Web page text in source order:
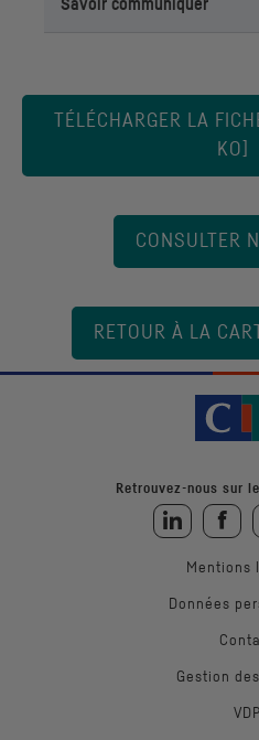
Savoir communiquer
TÉLÉCHARGER LA
KO]
CONSULTER
RETOUR À LA
Retrouvez-nous sur
Retrouvez-
Mentions
Données
Gestion
VDP